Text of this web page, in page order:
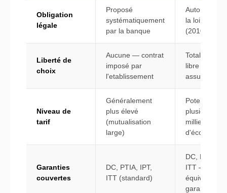
Obligation
légale
Proposé
systématiquement
par la banque
Autorisé
la loi
(2010)
Liberté de
choix
Aucune — contrat
imposé par
l'etablissement
Totale —
libre d'un
assureur
Niveau de
tarif
Généralement
plus élevé
(mutualisation
large)
plusieurs
milliers
d'économies
Garanties
couvertes
DC, PTIA, IPT,
ITT (standard)
DC, PTIA,
ITT —
équivalence
garantie